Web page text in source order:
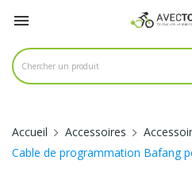

Accueil Accessoires
Cable de programmation Bafang